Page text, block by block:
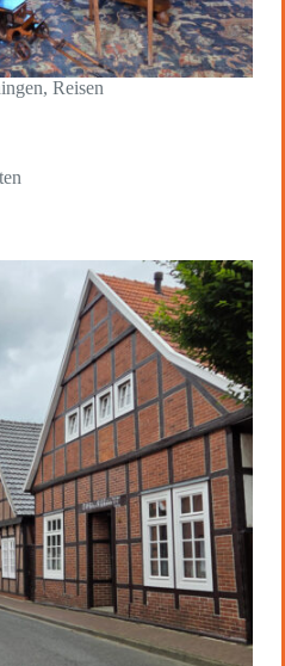
, Reisen